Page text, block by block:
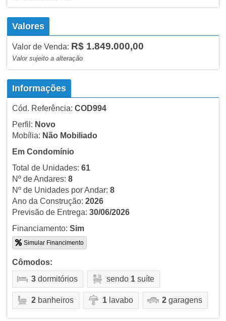
Valores
Valor de Venda: R$ 1.849.000,00
Valor sujeito a alteração
Informações
Cód. Referência: COD994
Perfil: Novo
Mobília: Não Mobiliado
Em Condomínio
Total de Unidades: 61
Nº de Andares: 8
Nº de Unidades por Andar: 8
Ano da Construção: 2026
Previsão de Entrega: 30/06/2026
Financiamento: Sim
Simular Financimento
Cômodos:
3dormitórios sendo 1suíte
2banheiros 1lavabo 2garagens